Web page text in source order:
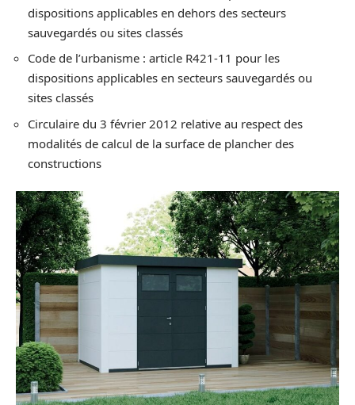
dispositions applicables en dehors des secteurs
sauvegardés ou sites classés
Code de l’urbanisme : article R421-11 pour les
dispositions applicables en secteurs sauvegardés ou
sites classés
Circulaire du 3 février 2012 relative au respect des
modalités de calcul de la surface de plancher des
constructions